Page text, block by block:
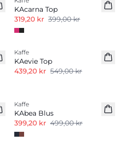
KAcarna Top
319,20 kr 399,00 kr
-20%
Kaffe
KAevie Top
439,20 kr 549,00 kr
Kaffe
KAbea Blus
399,20 kr 499,00 kr
-20%